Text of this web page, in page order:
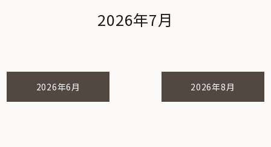
2026年7月
2026年6月 2026年8月